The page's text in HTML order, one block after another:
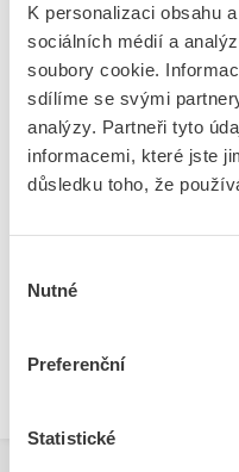
K personalizaci obsahu
sociálních médií a
soubory cookie.
sdílíme se svými
analýzy. Partneři tyto
informacemi, které jste
důsledku toho, že
souhlasu
Nutné
Preferenční
Statistické
Kód výrobce
Značka
Cena s DPH
ks
Zobrazit